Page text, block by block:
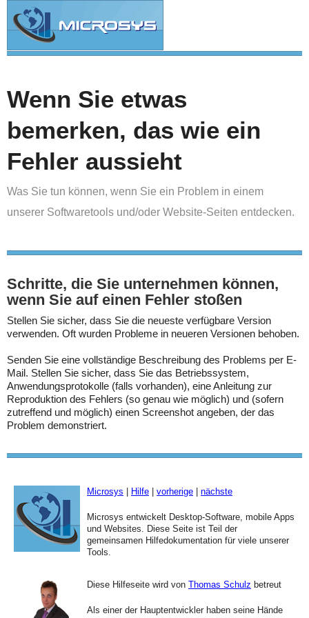
Wenn Sie etwas
bemerken, das wie ein
Fehler aussieht
Was Sie tun können, wenn Sie ein Problem in einem
unserer Softwaretools und/oder Website-Seiten entdecken.
Schritte, die Sie unternehmen können,
wenn Sie auf einen Fehler stoßen
Stellen Sie sicher, dass Sie die neueste verfügbare Version
verwenden. Oft wurden Probleme in neueren Versionen behoben.
Senden Sie eine vollständige Beschreibung des Problems per E-
Mail. Stellen Sie sicher, dass Sie das Betriebssystem,
Anwendungsprotokolle (falls vorhanden), eine Anleitung zur
Reproduktion des Fehlers (so genau wie möglich) und (sofern
zutreffend und möglich) einen Screenshot angeben, der das
Problem demonstriert.
Microsys Hilfe vorherige nächste
Microsys entwickelt Desktop-Software, mobile Apps
und Websites. Diese Seite ist Teil der
gemeinsamen Hilfedokumentation für viele unserer
Tools.
Diese Hilfeseite wird von Thomas Schulz betreut
Als einer der Hauptentwickler haben seine Hände